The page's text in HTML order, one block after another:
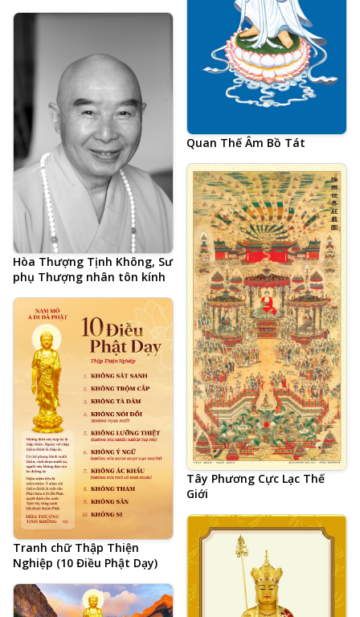
Quan Thế Âm Bồ Tát
Hòa Thượng Tịnh Không, Sư
phụ Thượng nhân tôn kính
Tây Phương Cực Lạc Thế
Giới
Tranh chữ Thập Thiện
Nghiệp (10 Điều Phật Dạy)